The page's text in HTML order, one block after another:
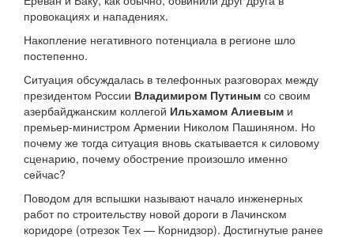
провокациях и нападениях.
Накопление негативного потенциала в регионе шло
постепенно.
Ситуация обсуждалась в телефонных разговорах между
президентом России Владимиром Путиным со своим
азербайджанским коллегой Ильхамом Алиевым и
премьер-министром Армении Николом Пашиняном. Но
почему же тогда ситуация вновь скатывается к силовому
сценарию, почему обострение произошло именно
сейчас?
Поводом для вспышки называют начало инженерных
работ по строительству новой дороги в Лачинском
коридоре (отрезок Тех — Корнидзор). Достигнутые ранее